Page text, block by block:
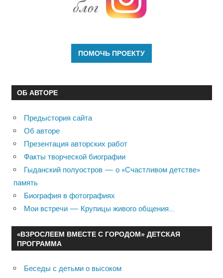
ОБ АВТОРЕ
Предыстория сайта
Об авторе
Презентация авторских работ
Факты творческой биографии
Гыданский полуостров — о «Счастливом детстве»
память
Биография в фотографиях
Мои встречи — Крупицы живого общения…
«ВЗРОСЛЕЕМ ВМЕСТЕ С ГОРОДОМ» ДЕТСКАЯ
ПРОГРАММА
Беседы с детьми о высоком